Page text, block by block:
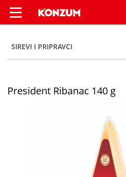
President Ribanac
SIREVI I PRIPRAVCI
President Ribanac 140 g